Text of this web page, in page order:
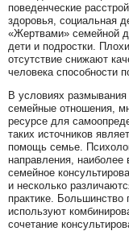
поведенческие
здоровья, социальная
«Жертвами» семейной
дети и подростки.
отсутствие снижают
человека способности
В условиях
семейные отношения,
ресурсе для
таких источников
помощь семье.
направления, наиболее
семейное
и несколько
практике.
используют
сочетание